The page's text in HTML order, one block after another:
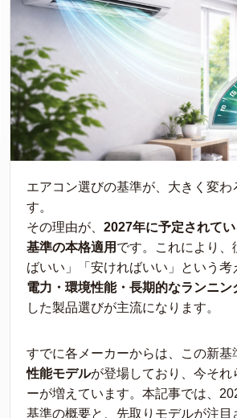
エアコン選びの基準が、大きく変わ
す。
その理由が、 2027年に予定されて
基準の本格適用 です。これにより、
ばいい」「安ければいい」という考
電力・環境性能・長期的なランニン
した製品選びが主流になります。
すでに各メーカーからは、この新基
性能モデルが登場しており、今それ
ーが増えています。本記事では、
基準の概要と、先取りモデルが注目